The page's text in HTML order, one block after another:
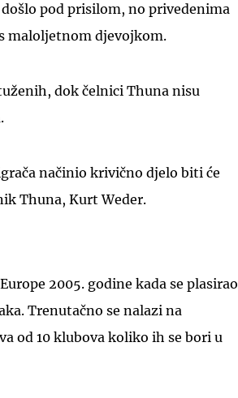
došlo pod prisilom, no privedenima
maloljetnom djevojkom.
dok čelnici Thuna nisu
načinio krivično djelo biti će
Thuna, Kurt Weder.
2005. godine kada se plasirao
Trenutačno se nalazi na
od 10 klubova koliko ih se bori u